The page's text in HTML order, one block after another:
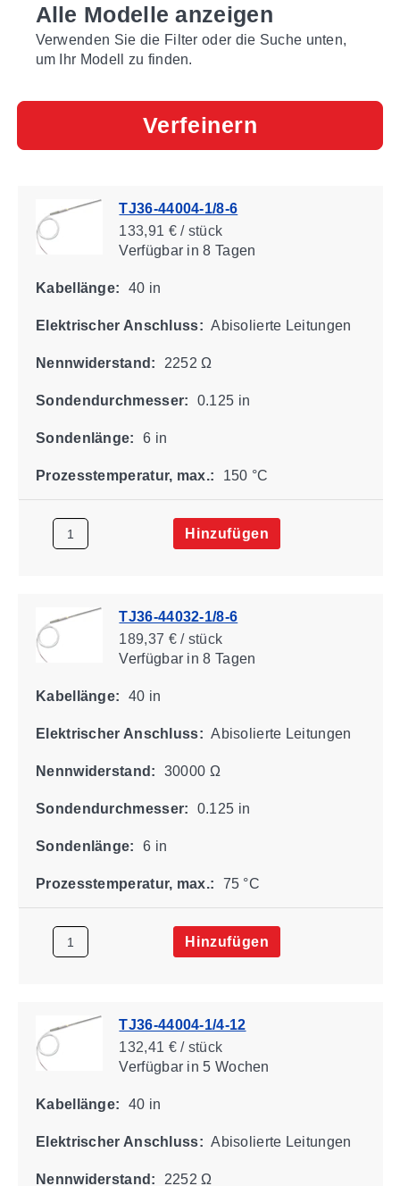
Alle Modelle anzeigen
Verwenden Sie die Filter oder die Suche unten,
um Ihr Modell zu finden.
Verfeinern
TJ36-44004-1/8-6
133,91 € / stück
Verfügbarin 8 Tagen
Kabellänge: 40 in
Elektrischer Anschluss: Abisolierte Leitungen
Nennwiderstand: 2252 Ω
Sondendurchmesser: 0.125 in
Sondenlänge: 6 in
Prozesstemperatur, max.: 150 °C
Hinzufügen
TJ36-44032-1/8-6
189,37 € / stück
Verfügbarin 8 Tagen
Kabellänge: 40 in
Elektrischer Anschluss: Abisolierte Leitungen
Nennwiderstand: 30000 Ω
Sondendurchmesser: 0.125 in
Sondenlänge: 6 in
Prozesstemperatur, max.: 75 °C
Hinzufügen
TJ36-44004-1/4-12
132,41 € / stück
Verfügbarin 5 Wochen
Kabellänge: 40 in
Elektrischer Anschluss: Abisolierte Leitungen
Nennwiderstand: 2252 Ω